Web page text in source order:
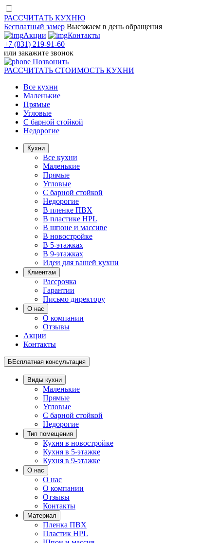
РАССЧИТАТЬ КУХНЮ
Бесплатный замер Выезжаем в день обращения
Акции
Контакты
+7 (831) 219-91-60
или закажите звонок
Позвонить
РАССЧИТАТЬ СТОИМОСТЬ КУХНИ
Все кухни
Маленькие
Прямые
Угловые
С барной стойкой
Недорогие
Кухни
Все кухни
Маленькие
Прямые
Угловые
С барной стойкой
Недорогие
В пленке ПВХ
В пластике HPL
В шпоне и массиве
В новостройке
В 5-этажках
В 9-этажках
Идеи для вашей кухни
Клиентам
Рассрочка
Гарантии
Письмо директору
О нас
О компании
Отзывы
Акции
Контакты
БЕсплатная консультация
Виды кухни
Маленькие
Прямые
Угловые
С барной стойкой
Недорогие
Тип помещения
Кухня в новостройке
Кухня в 5-этажке
Кухня в 9-этажке
О нас
О нас
О компании
Отзывы
Контакты
Материал
Пленка ПВХ
Пластик HPL